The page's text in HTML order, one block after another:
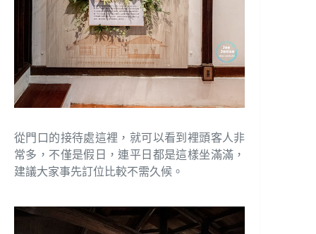
從門口的接待處這裡，就可以看到裡頭客人非
常多，不僅是假日，連平日都是這樣坐滿滿，
建議大家事先訂位比較不需久候。